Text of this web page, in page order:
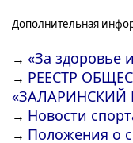
Дополнительная
→ «За здоровье
→ РЕЕСТР
«ЗАЛАРИНСКИЙ
→ Новости
→ Положения о